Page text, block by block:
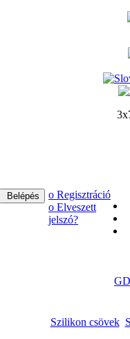
ο Regisztráció
ο Elveszett
jelszó?
Szilikon csövek